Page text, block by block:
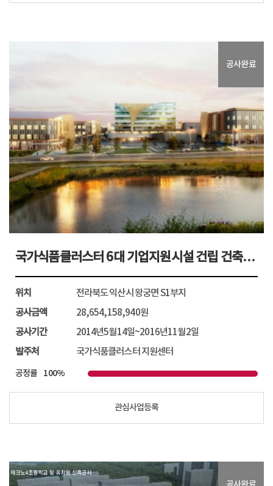
광주광역시 동구 제봉로 42 전남대병원 내
2016년3월15일~2017년12월31일
발주처
전남대학교병원
자세히보기
공사완료
국가식품클러스터 6대 기업지원시설 건립 건축공사...
위치
전라북도 익산시 왕궁면 S1부지
공사금액
28,654,158,940원
공사기간
2014년5월14일~2016년11월2일
발주처
국가식품클러스터 지원센터
공정률 100%
관심사업등록
위치
전라북도 익산시 왕궁면 S1부지